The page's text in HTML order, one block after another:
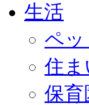
生活
ペッ
住ま
保育